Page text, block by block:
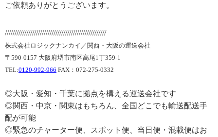
ご依頼ありがとうございます。
////////////////////////////////////////////////////
株式会社ロジックナンカイ／関西・大阪の運送会社
〒590-0157 大阪府堺市南区高尾1丁359-1
TEL:0120-992-966 FAX：072-275-0332
◎大阪・愛知・千葉に拠点を構える運送会社です
◎関西・中京・関東はもちろん、全国どこでも輸送配送手
配が可能
◎緊急のチャーター便、スポット便、当日便・混載便はお